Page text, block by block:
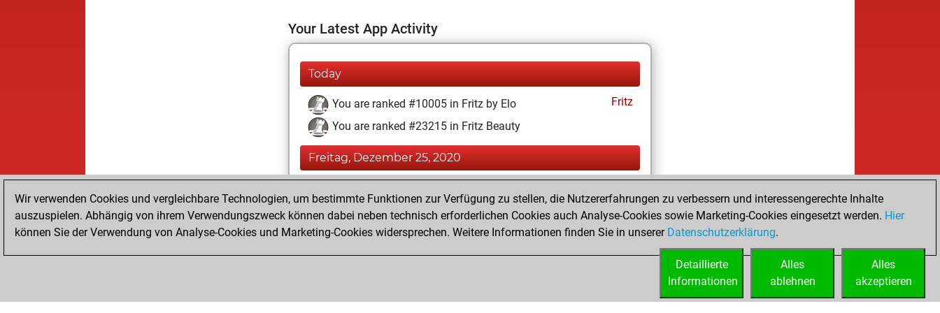
Your Latest App Activity
Today
You are ranked #10005 in Fritz by Elo
Fritz
You are ranked #23215 in Fritz Beauty
Freitag, Dezember 25, 2020
You achieved a new Elo of 1598
You created your Fritz account
Wir verwenden Cookies und vergleichbare Technologien, um bestimmte Funktionen zur Verfügung zu stellen, die Nutzererfahrungen zu verbessern und interessengerechte Inhalte
auszuspielen. Abhängig von ihrem Verwendungszweck können dabei neben technisch erforderlichen Cookies auch Analyse-Cookies sowie Marketing-Cookies eingesetzt werden. Hier
können Sie der Verwendung von Analyse-Cookies und Marketing-Cookies widersprechen. Weitere Informationen finden Sie in unserer Datenschutzerklärung.
Alles
akzeptieren
Alles
ablehnen
Detaillierte
Informationen